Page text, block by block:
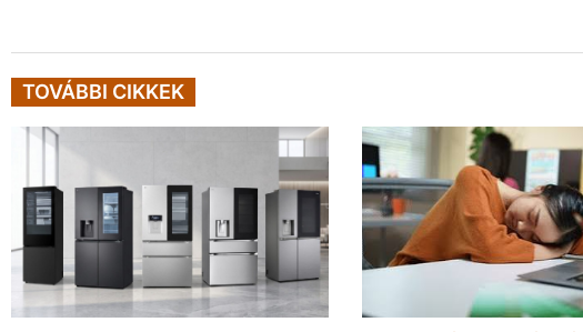
TOVÁBBI CIKKEK